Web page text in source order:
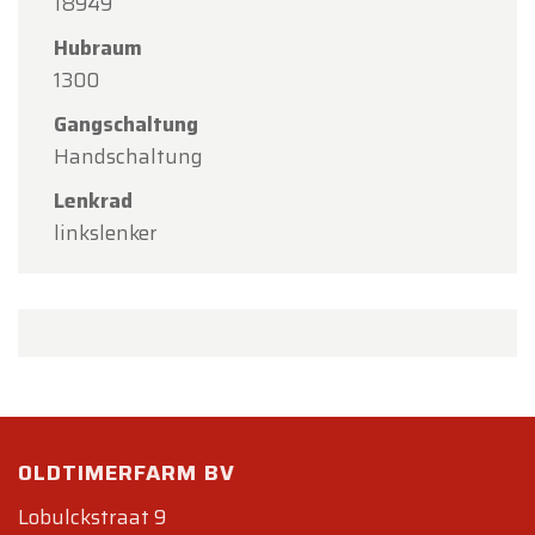
Hubraum
1300
Gangschaltung
Handschaltung
Lenkrad
linkslenker
OLDTIMERFARM BV
Lobulckstraat 9